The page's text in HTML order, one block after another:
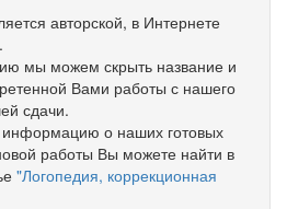
авторской, в Интернете
мы можем скрыть название и
Вами работы с нашего
сдачи.
о наших готовых
работы Вы можете найти в
"Логопедия, коррекционная